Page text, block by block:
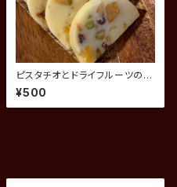
ピスタチオとドライフルーツの自
家製チーズ
¥500